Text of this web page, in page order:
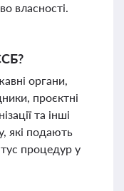
власності.
органи,
проєктні
та інші
які подають
процедур у